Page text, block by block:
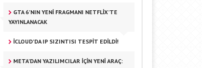
GTA 6’NIN YENI FRAGMANI NETFLIX’TE
YAYINLANACAK
ICLOUD’DA IP SIZINTISI TESPIT EDILDI!
META’DAN YAZILIMCILAR IÇIN YENI ARAÇ: